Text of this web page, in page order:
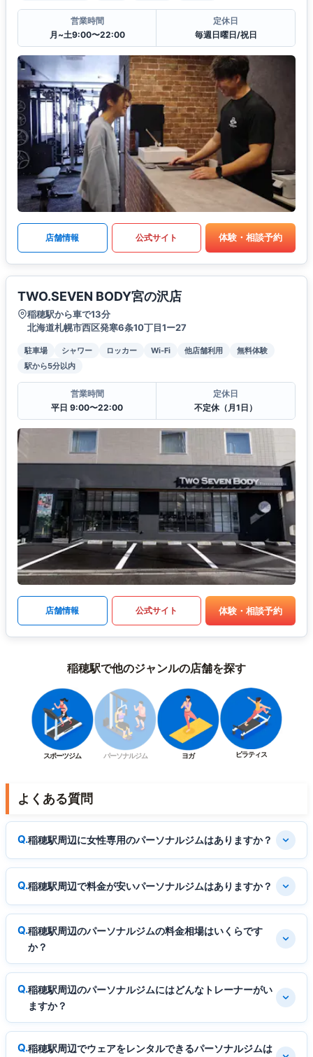
営業時間
月~土9:00〜22:00
定休日
毎週日曜日/祝日
店舗情報 公式サイト 体験・相談予約
TWO.SEVEN BODY宮の沢店
稲穂駅から車で13分
北海道札幌市西区発寒6条10丁目1ー27
駐車場 シャワー ロッカー Wi-Fi 他店舗利用
無料体験
駅から5分以内
営業時間
平日 9:00〜22:00
定休日
不定休（月1日）
店舗情報 公式サイト 体験・相談予約
稲穂駅で他のジャンルの店舗を探す
スポーツジム パーソナルジム ヨガ ピラティス
よくある質問
稲穂駅周辺に女性専用のパーソナルジムはありますか？
稲穂駅周辺で料金が安いパーソナルジムはありますか？
稲穂駅周辺のパーソナルジムの料金相場はいくらです
か？
稲穂駅周辺のパーソナルジムにはどんなトレーナーがい
ますか？
稲穂駅周辺でウェアをレンタルできるパーソナルジムは